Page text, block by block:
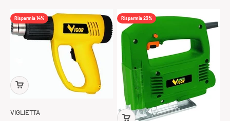
Risparmia 14%
VIGLIETTA
Risparmia 23%